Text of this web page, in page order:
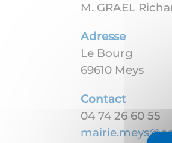
M. GRAEL
Adresse
Le Bourg
69610 Meys
Contact
04 74 26 60 55